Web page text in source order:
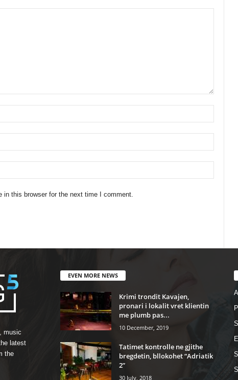
in this browser for the next time I comment.
music
latest
the
EVEN MORE NEWS
Krimi trondit Kavajen,
pronari i lokalit vret klientin
me plumb pas...
10 December, 2019
Tatimet kontrolle ne gjithe
bregdetin, bllokohet “Adriatik
2”
30 July, 2018